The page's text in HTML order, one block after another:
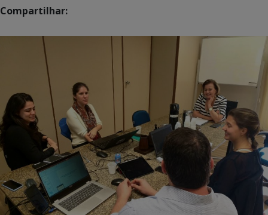
Compartilhar: